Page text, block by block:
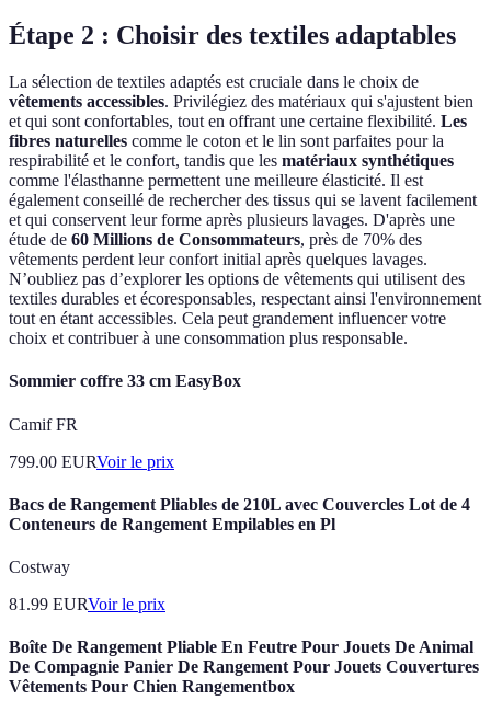
Étape 2 : Choisir des textiles adaptables
La sélection de textiles adaptés est cruciale dans le choix de
vêtements accessibles. Privilégiez des matériaux qui s'ajustent bien
et qui sont confortables, tout en offrant une certaine flexibilité. Les
fibres naturelles comme le coton et le lin sont parfaites pour la
respirabilité et le confort, tandis que les matériaux synthétiques
comme l'élasthanne permettent une meilleure élasticité. Il est
également conseillé de rechercher des tissus qui se lavent facilement
et qui conservent leur forme après plusieurs lavages. D'après une
étude de 60 Millions de Consommateurs, près de 70% des
vêtements perdent leur confort initial après quelques lavages.
N’oubliez pas d’explorer les options de vêtements qui utilisent des
textiles durables et écoresponsables, respectant ainsi l'environnement
tout en étant accessibles. Cela peut grandement influencer votre
choix et contribuer à une consommation plus responsable.
Sommier coffre 33 cm EasyBox
Camif FR
799.00 EURVoir le prix
Bacs de Rangement Pliables de 210L avec Couvercles Lot de 4
Conteneurs de Rangement Empilables en Pl
Costway
81.99 EURVoir le prix
Boîte De Rangement Pliable En Feutre Pour Jouets De Animal
De Compagnie Panier De Rangement Pour Jouets Couvertures
Vêtements Pour Chien Rangementbox